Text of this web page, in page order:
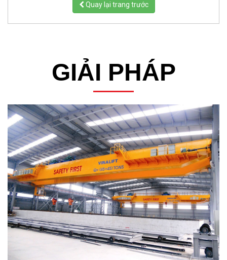
Quay lại trang trước
GIẢI PHÁP